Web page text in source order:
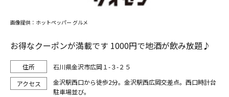
お得なクーポンが満載です 1000円で地酒が飲み放題♪
石川県金沢市広岡１-３-２５
金沢駅西口から徒歩2分。金沢駅西広岡交差点。西口時計台
駐車場並び。
画像提供：ホットペッパー グルメ